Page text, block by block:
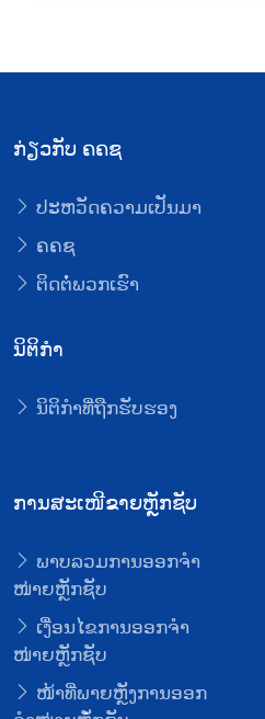
ກ່ຽວກັບ ຄຄຊ
ປະຫວັດຄວາມເປັນມາ
ຄຄຊ
ຕິດຕໍ່ພວກເຮົາ
ນິຕິກໍາ
ນິຕິກໍາທີ່ຖືກຮັບຮອງ
ການສະເໜີຂາຍຫຼັກຊັບ
ພາບລວມການອອກຈໍາ
ໜ່າຍຫຼັກຊັບ
ເງື່ອນໄຂການອອກຈໍາ
ໜ່າຍຫຼັກຊັບ
ໜ້າທີ່ພາຍຫຼັງການອອກ